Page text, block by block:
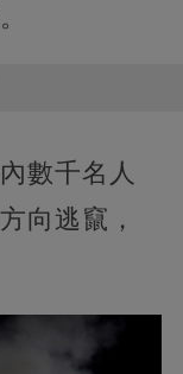
數千名人
向逃竄，